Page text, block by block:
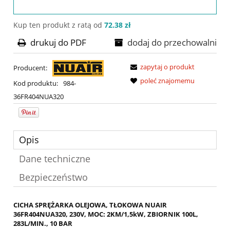
Kup ten produkt z ratą od 72.38 zł
dodaj do przechowalni
drukuj do PDF
Producent:
Kod produktu: 984-
36FR404NUA320
zapytaj o produkt
poleć znajomemu
Opis
Dane techniczne
Bezpieczeństwo
CICHA SPRĘŻARKA OLEJOWA, TŁOKOWA NUAIR
36FR404NUA320, 230V, MOC: 2KM/1,5kW, ZBIORNIK 100L,
283L/MIN., 10 BAR